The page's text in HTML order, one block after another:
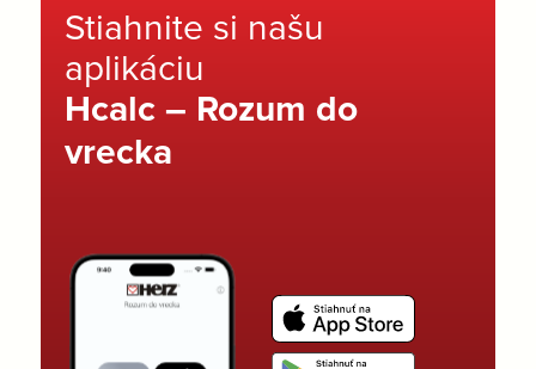
Stiahnite si našu
aplikáciu
Hcalc – Rozum do
vrecka